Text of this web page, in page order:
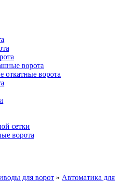
ворота
откатные ворота
сетки
ворота
для ворот » Автоматика для